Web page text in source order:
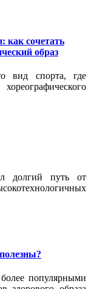
как сочетать
образ
вид спорта, где
долгий путь от
популярными